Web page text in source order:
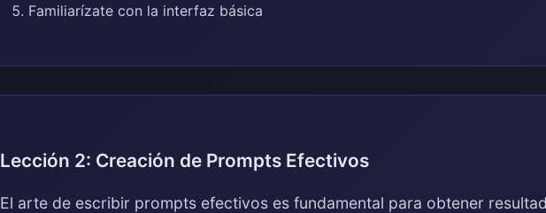
Familiarízate con la interfaz básica
Lección 2: Creación de Prompts Efectivos
El arte de escribir prompts efectivos es fundamental para obtener